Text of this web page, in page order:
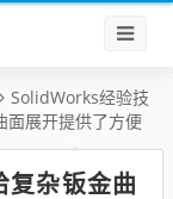
SolidWorks经验技
面展开提供了方便
复杂钣金曲